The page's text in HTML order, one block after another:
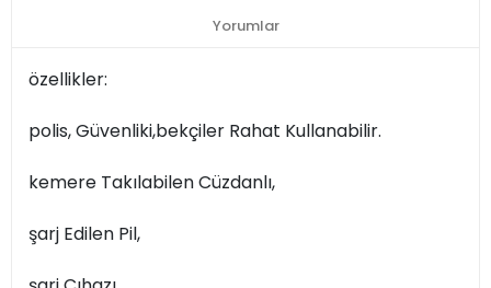
Yorumlar
özellikler:
polis, Güvenliki,bekçiler Rahat Kullanabilir.
kemere Takılabilen Cüzdanlı,
şarj Edilen Pil,